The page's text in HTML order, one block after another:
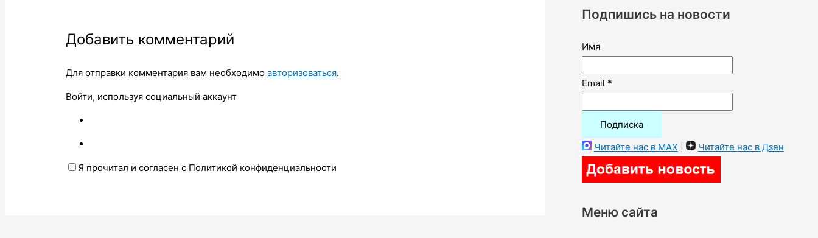
Добавить комментарий
Для отправки комментария вам необходимоавторизоваться.
Войти, используя социальный аккаунт
Я прочитал и согласен с Политикой конфиденциальности
Подпишись на новости
Имя
Email *
Читайте нас в MAX Читайте нас в Дзен
Меню сайта